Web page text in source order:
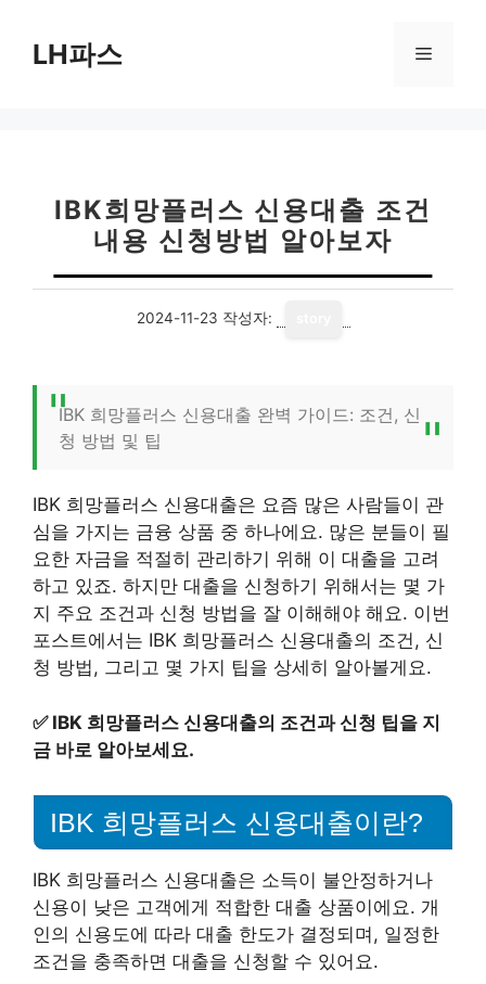
LH파스 메
IBK희망플러스 신용대출 조건
내용 신청방법 알아보자
2024-11-23 작성자:
IBK 희망플러스 신용대출 완벽 가이드: 조건, 신
청 방법 및 팁
IBK 희망플러스 신용대출은 요즘 많은 사람들이 관
심을 가지는 금융 상품 중 하나에요. 많은 분들이 필
요한 자금을 적절히 관리하기 위해 이 대출을 고려
하고 있죠. 하지만 대출을 신청하기 위해서는 몇 가
지 주요 조건과 신청 방법을 잘 이해해야 해요. 이번
포스트에서는 IBK 희망플러스 신용대출의 조건, 신
청 방법, 그리고 몇 가지 팁을 상세히 알아볼게요.
✅ IBK 희망플러스 신용대출의 조건과 신청 팁을 지
금 바로 알아보세요.
IBK 희망플러스 신용대출이란?
IBK 희망플러스 신용대출은 소득이 불안정하거나
신용이 낮은 고객에게 적합한 대출 상품이에요. 개
인의 신용도에 따라 대출 한도가 결정되며, 일정한
조건을 충족하면 대출을 신청할 수 있어요.